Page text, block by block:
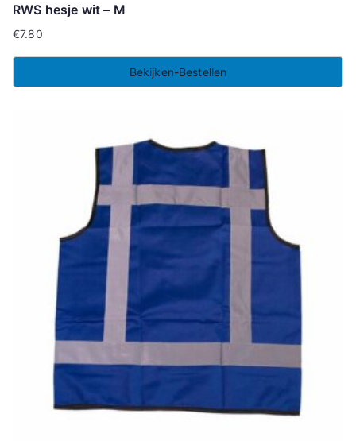
RWS hesje wit – M
€7.80
Bekijken-Bestellen